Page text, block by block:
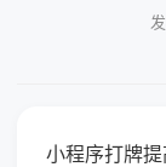
小程序打牌